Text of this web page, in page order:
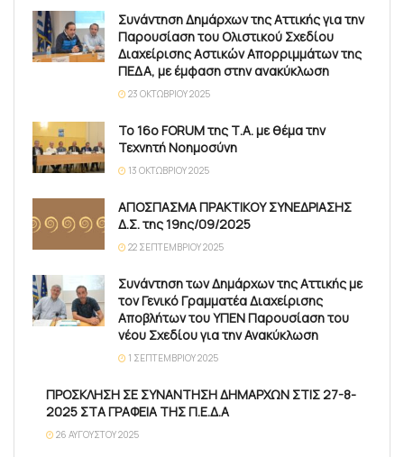
Συνάντηση Δημάρχων της Αττικής για την
Παρουσίαση του Ολιστικού Σχεδίου
Διαχείρισης Αστικών Απορριμμάτων της
ΠΕΔΑ, με έμφαση στην ανακύκλωση
23 ΟΚΤΩΒΡΊΟΥ 2025
Το 16ο FORUM της Τ.Α. με θέμα την
Τεχνητή Νοημοσύνη
13 ΟΚΤΩΒΡΊΟΥ 2025
ΑΠΟΣΠΑΣΜΑ ΠΡΑΚΤΙΚΟΥ ΣΥΝΕΔΡΙΑΣΗΣ
Δ.Σ. της 19ης/09/2025
22 ΣΕΠΤΕΜΒΡΊΟΥ 2025
Συνάντηση των Δημάρχων της Αττικής με
τον Γενικό Γραμματέα Διαχείρισης
Αποβλήτων του ΥΠΕΝ Παρουσίαση του
νέου Σχεδίου για την Ανακύκλωση
1 ΣΕΠΤΕΜΒΡΊΟΥ 2025
ΠΡΟΣΚΛΗΣΗ ΣΕ ΣΥΝΑΝΤΗΣΗ ΔΗΜΑΡΧΩΝ ΣΤΙΣ 27-8-
2025 ΣΤΑ ΓΡΑΦΕΙΑ ΤΗΣ Π.Ε.Δ.Α
26 ΑΥΓΟΎΣΤΟΥ 2025